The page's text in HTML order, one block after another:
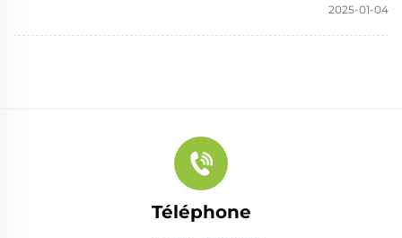
2025-01-04
Téléphone